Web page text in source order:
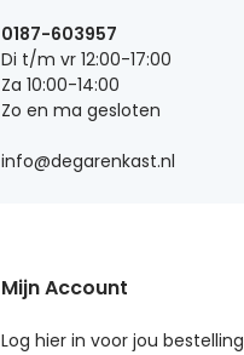
0187-603957
Di t/m vr 12:00-17:00
Za 10:00-14:00
Zo en ma gesloten
info@degarenkast.nl
Mijn Account
Log hier in voor jou bestelling